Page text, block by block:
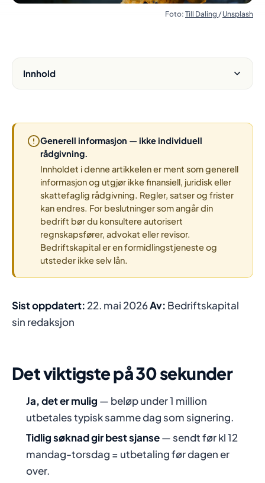
Foto: Till Daling / Unsplash
Innhold
Generell informasjon — ikke individuell
rådgivning.
Innholdet i denne artikkelen er ment som generell
informasjon og utgjør ikke finansiell, juridisk eller
skattefaglig rådgivning. Regler, satser og frister
kan endres. For beslutninger som angår din
bedrift bør du konsultere autorisert
regnskapsfører, advokat eller revisor.
Bedriftskapital er en formidlingstjeneste og
utsteder ikke selv lån.
Sist oppdatert: 22. mai 2026Av: Bedriftskapital
sin redaksjon
Det viktigste på 30 sekunder
Ja, det er mulig — beløp under 1 million
utbetales typisk samme dag som signering.
Tidlig søknad gir best sjanse— sendt før kl 12
mandag-torsdag = utbetaling før dagen er
over.